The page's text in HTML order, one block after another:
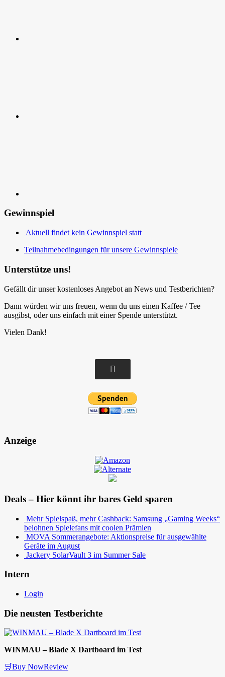
Gewinnspiel
Aktuell findet kein Gewinnspiel statt
Teilnahmebedingungen für unsere Gewinnspiele
Unterstütze uns!
Gefällt dir unser kostenloses Angebot an News und Testberichten?
Dann würden wir uns freuen, wenn du uns einen Kaffee / Tee
ausgibst, oder uns einfach mit einer Spende unterstützt.
Vielen Dank!
Anzeige
Deals – Hier könnt ihr bares Geld sparen
Mehr Spielspaß, mehr Cashback: Samsung „Gaming Weeks“
belohnen Spielefans mit coolen Prämien
MOVA Sommerangebote: Aktionspreise für ausgewählte
Geräte im August
Jackery SolarVault 3 im Summer Sale
Intern
Login
Die neusten Testberichte
WINMAU – Blade X Dartboard im Test
🛒Buy NowReview